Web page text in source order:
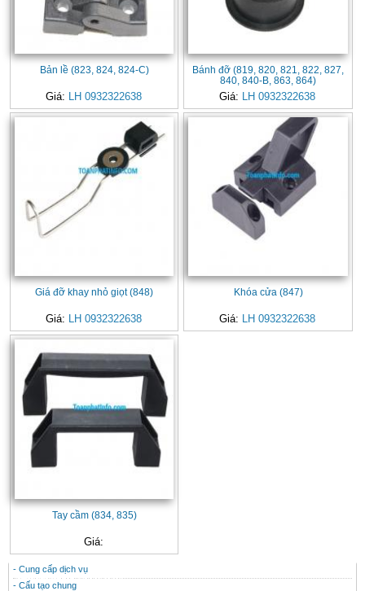
Bản lề (823, 824, 824-C)
Giá: LH 0932322638
Bánh đỡ (819, 820, 821, 822, 827,
840, 840-B, 863, 864)
Giá: LH 0932322638
Giá đỡ khay nhỏ giọt (848)
Giá: LH 0932322638
Khóa cửa (847)
Giá: LH 0932322638
Tay cầm (834, 835)
Giá:
CONTACT
THÔNG TIN HỮU ÍCH
- Cung cấp dịch vụ
- Cấu tạo chung